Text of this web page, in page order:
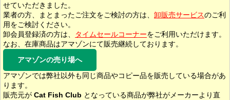
せていただきました。
業者の方、まとまったご注文をご検討の方は、 卸販売サービスのご利
用をご検討ください。
卸会員登録済の方は、
タイムセールコーナーをご利用いただけます。
なお、在庫商品はアマゾンにて販売継続しております。
アマゾンの売り場へ
アマゾンでは弊社以外も同じ商品やコピー品を販売している場合があ
ります。
販売元が Cat Fish Club となっている商品が弊社がメーカーより直